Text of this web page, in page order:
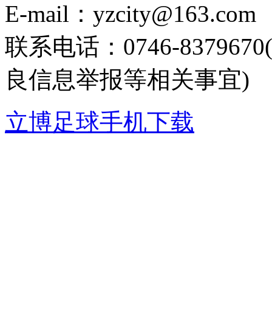
E-mail：yzcity@163.com
联系电话：0746-
良信息举报等相关事宜)
立博足球手机下载